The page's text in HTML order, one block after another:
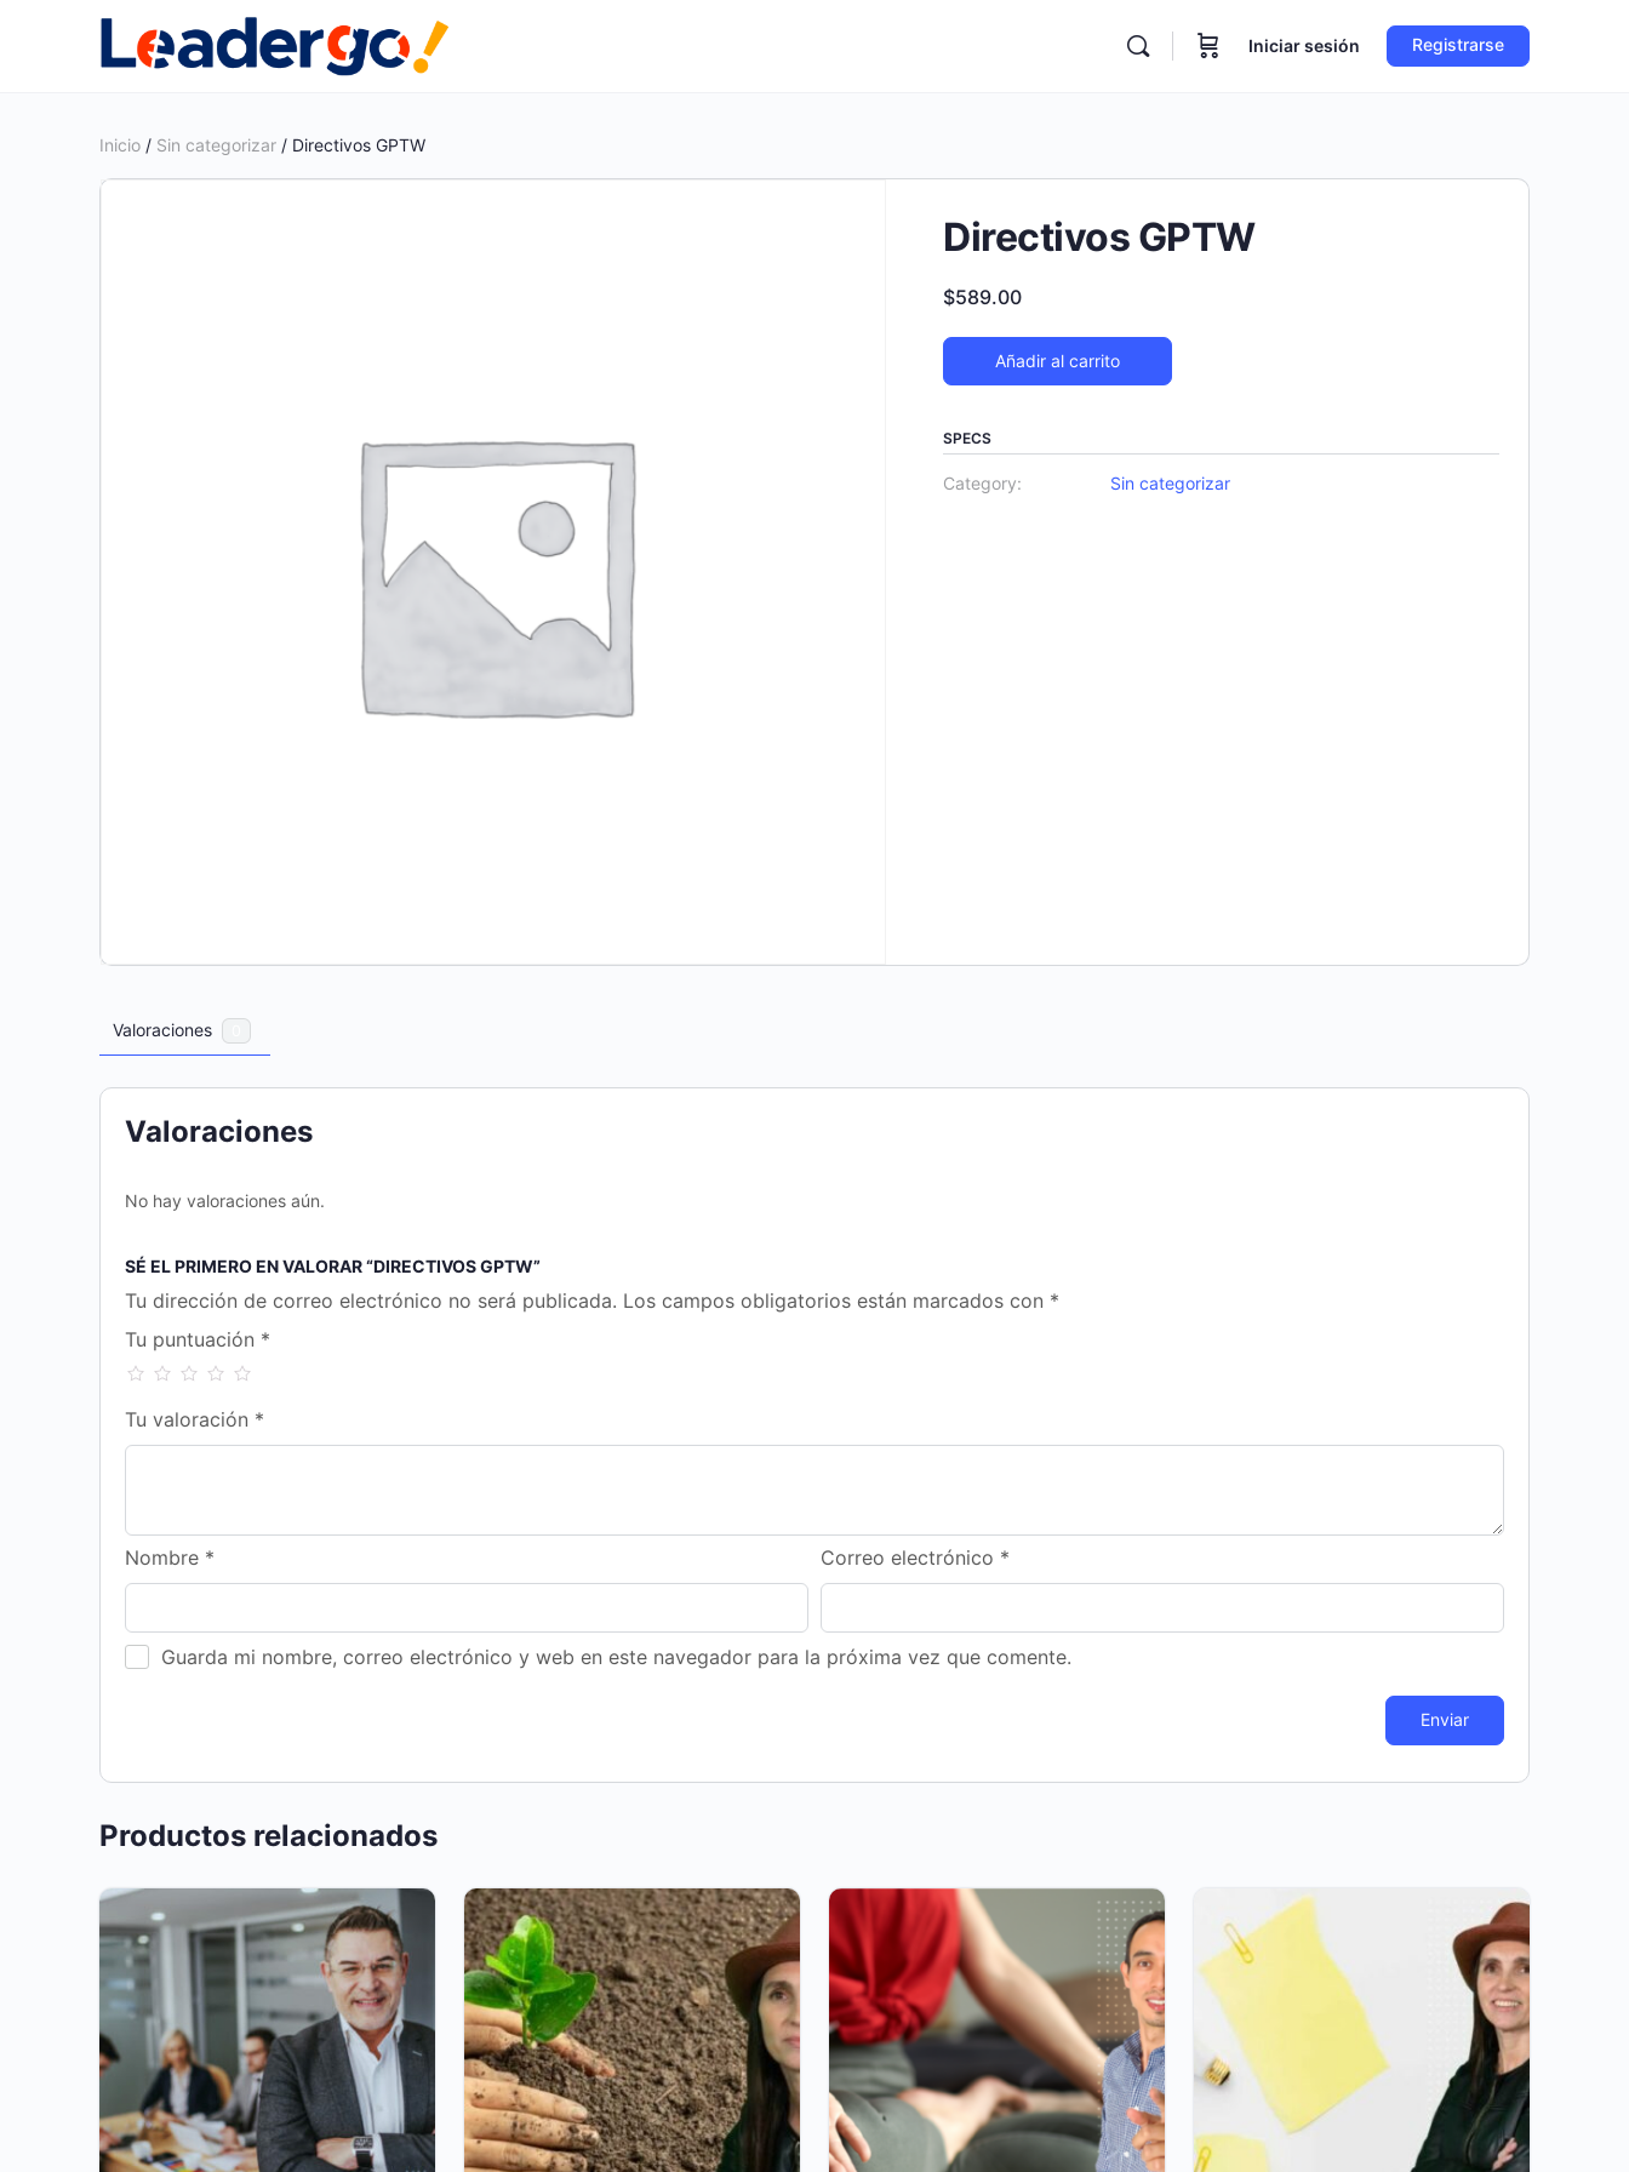
Iniciar sesión Registrarse
Inicio / Sin categorizar / Directivos GPTW
Directivos GPTW
$589.00
Añadir al carrito
SPECS
Category: Sin categorizar
Valoraciones
Valoraciones
No hay valoraciones aún.
SÉ EL PRIMERO EN VALORAR “DIRECTIVOS GPTW”
Tu dirección de correo electrónico no será publicada. Los campos obligatorios están marcados con *
Tu puntuación *
Tu valoración *
Nombre * Correo electrónico *
Guarda mi nombre, correo electrónico y web en este navegador para la próxima vez que comente.
Productos relacionados